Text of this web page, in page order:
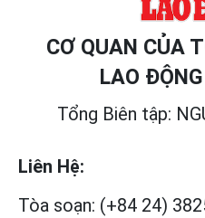
CƠ QUAN CỦA
LAO
Tổng Biên tập:
Liên Hệ:
Tòa soạn: (+84 24)